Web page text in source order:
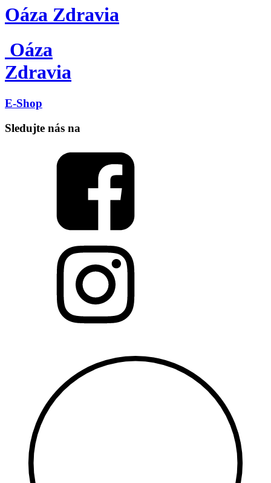
Oáza Zdravia
Oáza
Zdravia
E-Shop
Sledujte nás na